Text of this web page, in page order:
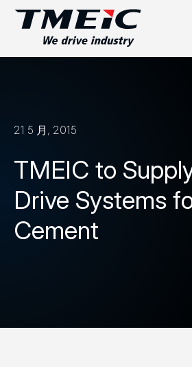
21 5 月, 2015
TMEIC to
Drive Systems
Cement